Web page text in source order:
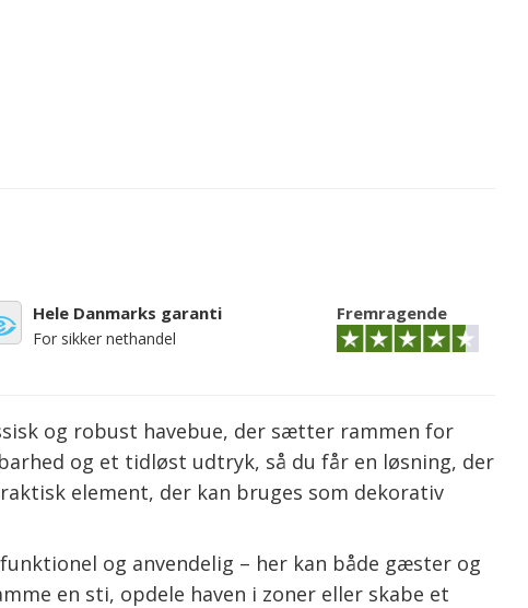
Hele Danmarks garanti
For sikker nethandel
Fremragende
og robust havebue, der sætter rammen for
og et tidløst udtryk, så du får en løsning, der
element, der kan bruges som dekorativ
og anvendelig – her kan både gæster og
en sti, opdele haven i zoner eller skabe et